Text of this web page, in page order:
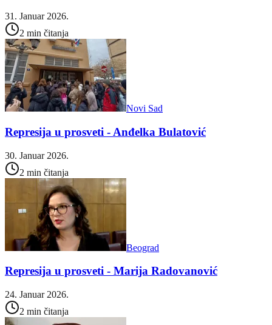
31. Januar 2026.
2 min čitanja
Novi Sad
Represija u prosveti - Anđelka Bulatović
30. Januar 2026.
2 min čitanja
Beograd
Represija u prosveti - Marija Radovanović
24. Januar 2026.
2 min čitanja